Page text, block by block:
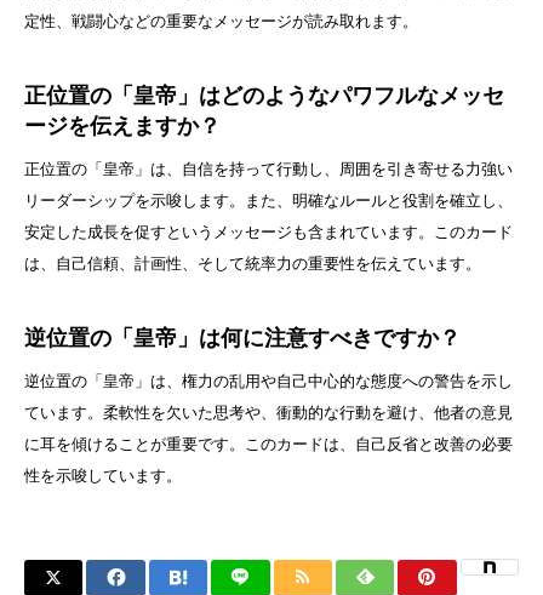
定性、戦闘心などの重要なメッセージが読み取れます。
正位置の「皇帝」はどのようなパワフルなメッセ
ージを伝えますか？
正位置の「皇帝」は、自信を持って行動し、周囲を引き寄せる力強い
リーダーシップを示唆します。また、明確なルールと役割を確立し、
安定した成長を促すというメッセージも含まれています。このカード
は、自己信頼、計画性、そして統率力の重要性を伝えています。
逆位置の「皇帝」は何に注意すべきですか？
逆位置の「皇帝」は、権力の乱用や自己中心的な態度への警告を示し
ています。柔軟性を欠いた思考や、衝動的な行動を避け、他者の意見
に耳を傾けることが重要です。このカードは、自己反省と改善の必要
性を示唆しています。